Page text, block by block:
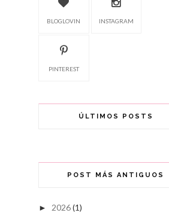
BLOGLOVIN INSTAGRAM
PINTEREST
ÚLTIMOS POSTS
POST MÁS ANTIGUOS
► 2026(1)